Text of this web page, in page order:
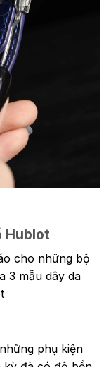
Hublot
cho những bộ
3 mẫu dây da
phụ kiện